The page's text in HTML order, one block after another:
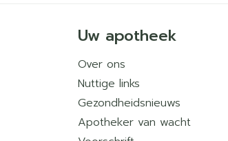
Uw apotheek
Over ons
Nuttige links
Gezondheidsnieuws
Apotheker van wacht